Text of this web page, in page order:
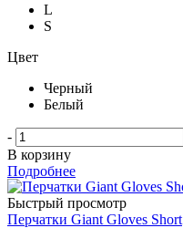
L
S
Цвет
Черный
Белый
-
В корзину
Подробнее
Быстрый просмотр
Перчатки Giant Gloves Short